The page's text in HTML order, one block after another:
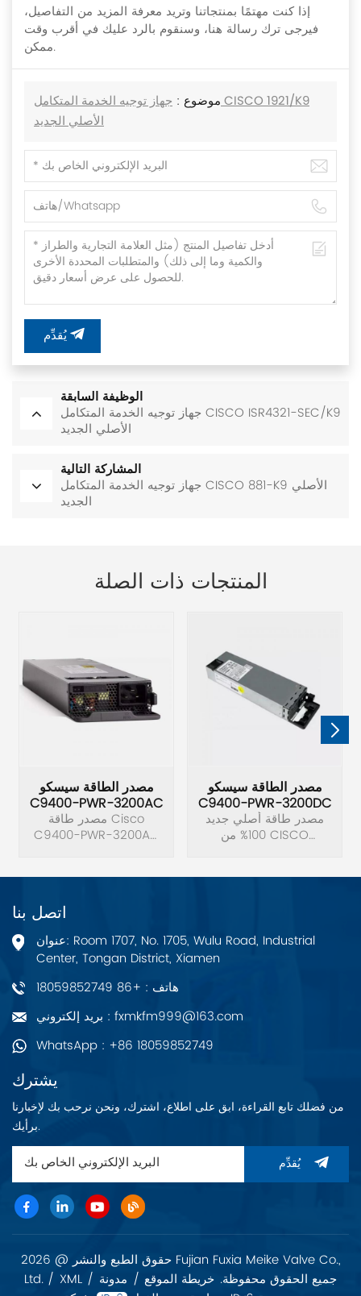
إذا كنت مهتمًا بمنتجاتنا وتريد معرفة المزيد من التفاصيل،
فيرجى ترك رسالة هنا، وسنقوم بالرد عليك في أقرب وقت
ممكن.
موضوع : جهاز توجيه الخدمة المتكامل CISCO 1921/K9
الأصلي الجديد
يُقدِّم
الوظيفة السابقة
جهاز توجيه الخدمة المتكامل CISCO ISR4321-SEC/K9
الأصلي الجديد
المشاركة التالية
جهاز توجيه الخدمة المتكامل CISCO 881-K9 الأصلي
الجديد
المنتجات ذات الصلة
مصدر الطاقة سيسكو
C9400-PWR-3200AC
مصدر طاقة Cisco
C9400-PWR-3200AC
جديد.
مصدر الطاقة سيسكو
C9400-PWR-3200DC
مصدر طاقة أصلي جديد
100% من CISCO
اتصل بنا
عنوان: Room 1707, No. 1705, Wulu Road, Industrial
Center, Tongan District, Xiamen
هاتف : +86 18059852749
بريد إلكتروني : fxmkfm999@163.com
WhatsApp : +86 18059852749
يشترك
من فضلك تابع القراءة، ابق على اطلاع، اشترك، ونحن نرحب بك لإخبارنا
برأيك.
يُقدِّم
حقوق الطبع والنشر @ 2026 Fujian Fuxia Meike Valve Co.,
Ltd. جميع الحقوق محفوظة. خريطة الموقع / مدونة /
XML
/